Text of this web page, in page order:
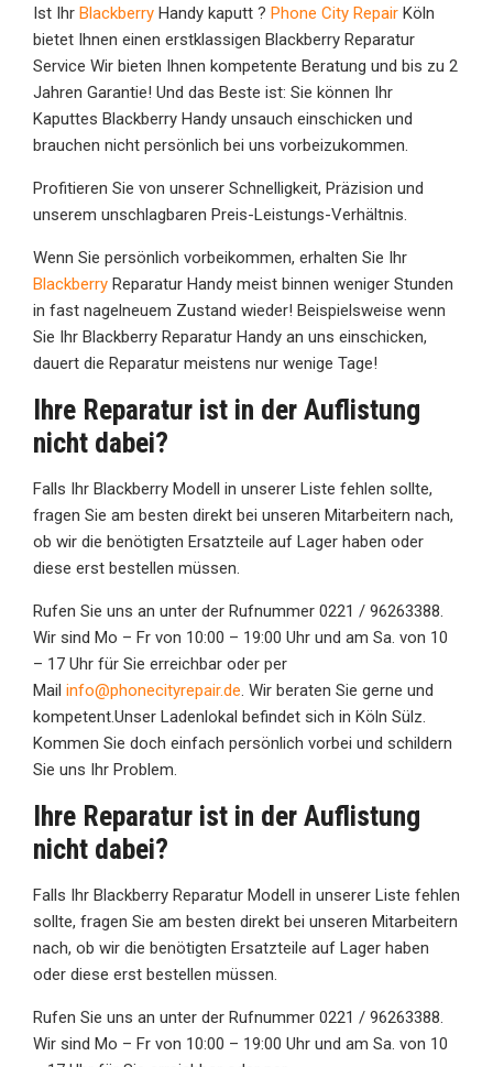
Ist Ihr Blackberry Handy kaputt ? Phone City Repair Köln
bietet Ihnen einen erstklassigen Blackberry Reparatur
Service Wir bieten Ihnen kompetente Beratung und bis zu 2
Jahren Garantie! Und das Beste ist: Sie können Ihr
Kaputtes Blackberry Handy unsauch einschicken und
brauchen nicht persönlich bei uns vorbeizukommen.
Profitieren Sie von unserer Schnelligkeit, Präzision und
unserem unschlagbaren Preis-Leistungs-Verhältnis.
Wenn Sie persönlich vorbeikommen, erhalten Sie Ihr
Blackberry Reparatur Handy meist binnen weniger Stunden
in fast nagelneuem Zustand wieder! Beispielsweise wenn
Sie Ihr Blackberry Reparatur Handy an uns einschicken,
dauert die Reparatur meistens nur wenige Tage!
Ihre Reparatur ist in der Auflistung
nicht dabei?
Falls Ihr Blackberry Modell in unserer Liste fehlen sollte,
fragen Sie am besten direkt bei unseren Mitarbeitern nach,
ob wir die benötigten Ersatzteile auf Lager haben oder
diese erst bestellen müssen.
Rufen Sie uns an unter der Rufnummer 0221 / 96263388.
Wir sind Mo – Fr von 10:00 – 19:00 Uhr und am Sa. von 10
– 17 Uhr für Sie erreichbar oder per
Mail info@phonecityrepair.de. Wir beraten Sie gerne und
kompetent.Unser Ladenlokal befindet sich in Köln Sülz.
Kommen Sie doch einfach persönlich vorbei und schildern
Sie uns Ihr Problem.
Ihre Reparatur ist in der Auflistung
nicht dabei?
Falls Ihr Blackberry Reparatur Modell in unserer Liste fehlen
sollte, fragen Sie am besten direkt bei unseren Mitarbeitern
nach, ob wir die benötigten Ersatzteile auf Lager haben
oder diese erst bestellen müssen.
Rufen Sie uns an unter der Rufnummer 0221 / 96263388.
Wir sind Mo – Fr von 10:00 – 19:00 Uhr und am Sa. von 10